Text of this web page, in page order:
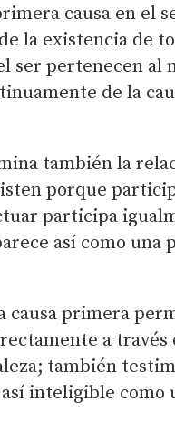
causa en el
la existencia de
ser pertenecen al
de la
también la
porque
participa
así como
primera
a través
también
inteligible como